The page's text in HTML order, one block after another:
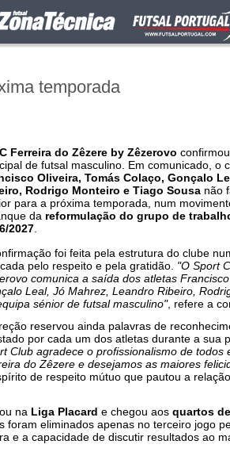
temporada
Ferreira do Zêzere by Zêzerovo
de futsal masculino. Em comunicado, o
Oliveira, Tomás Colaço, Gonçalo
Rodrigo Monteiro e Tiago Sousa não
para a próxima temporada, num
da reformulação do grupo de
2027
foi feita pela estrutura do clube
pelo respeito e pela gratidão. "O Sport
comunica a saída dos atletas
Leal, Jó Mahrez, Leandro Ribeiro,
sénior de futsal masculino", refere a
reservou ainda palavras de
por cada um dos atletas durante a sua
Club agradece o profissionalismo de todos
do Zêzere e desejamos as maiores
de respeito mútuo que pautou a
na Liga Placard e chegou aos quartos
foram eliminados apenas no terceiro jogo
e a capacidade de discutir resultados ao